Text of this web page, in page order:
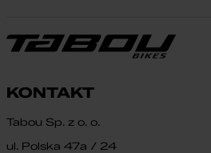
KONTAKT
Tabou Sp. z o. o.
ul. Polska 47a / 24